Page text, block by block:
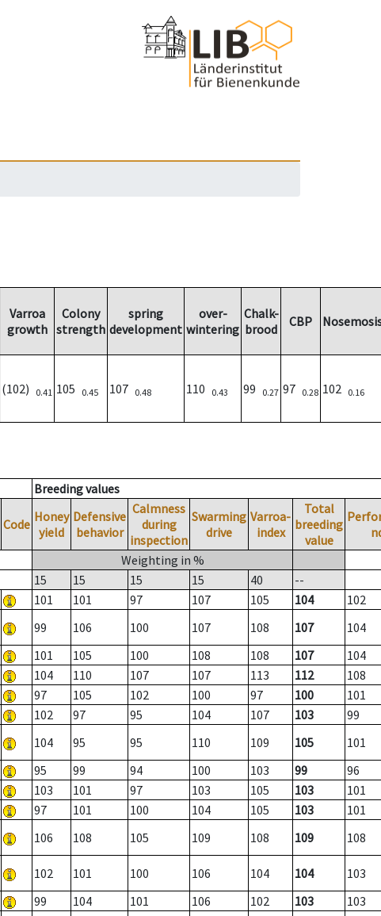
Varroa
growth
Colony
strength
spring
development
over-
wintering
Chalk-
brood
CBP
(102) 0.41 105 0.45 107 0.48 110 0.43 99 0.27 97 0.28 102 0.16
Breeding values
Code Honey
yield
Defensive
behavior
Calmness
during
inspection
Swarming
drive
Varroa-
index
Total
breeding
value
Weighting in %
15
15 15 15 40
--
101 101 97 107 105 104
102
99 106 100 107 108 107
104
101 105 100 108 108 107
104
104 110 107 107 113 112
108
97 105 102 100 97 100
101
102 97 95 104 107 103
99
104 95 95 110 109 105
101
95 99 94 100 103 99
96
103 101 97 103 105 103
101
97 101 100 104 105 103
101
106 108 105 109 108 109 108
102 101 100 106 104 104
103
99 104 101 106 102 103
103